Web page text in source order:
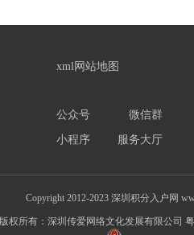
xml网站地图
公众号 微信群
小程序 服务大厅
Copyright 2012-2023 深圳积分入户网
版权所有：深圳传爱网络文化发展有限公司